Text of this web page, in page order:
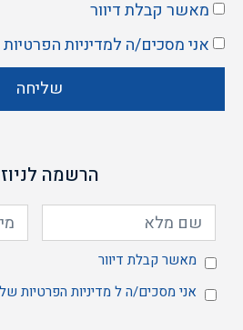
מאשר קבלת דיוור
אני מסכים/ה למדיניות הפרטיות
שליחה
הרשמה
מאשר קבלת דיוור
אני מסכים/ה ל מדיניות הפרטיות